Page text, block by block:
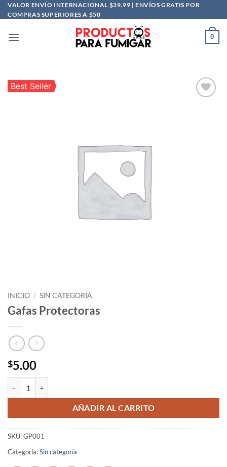
Saltar
al
VALOR ENVÍO INTERNACIONAL $39.99 | ENVÍOS GRATIS POR
COMPRAS SUPERIORES A $50
0
Best Seller
INICIO / SIN CATEGORÍA
Gafas Protectoras
$5.00
AÑADIR AL CARRITO
SKU:GP001
Categoría:Sin categoría